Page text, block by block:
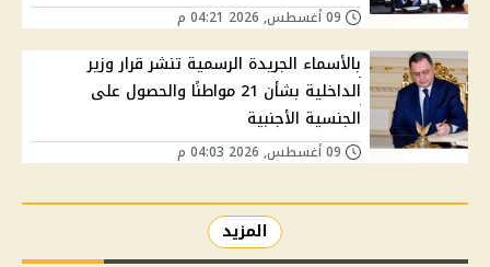
بالأسماء الجريدة الرسمية تنشر قرار وزير
الداخلية بشأن 21 مواطنًا والحصول على
الجنسية الأجنبية
المزيد